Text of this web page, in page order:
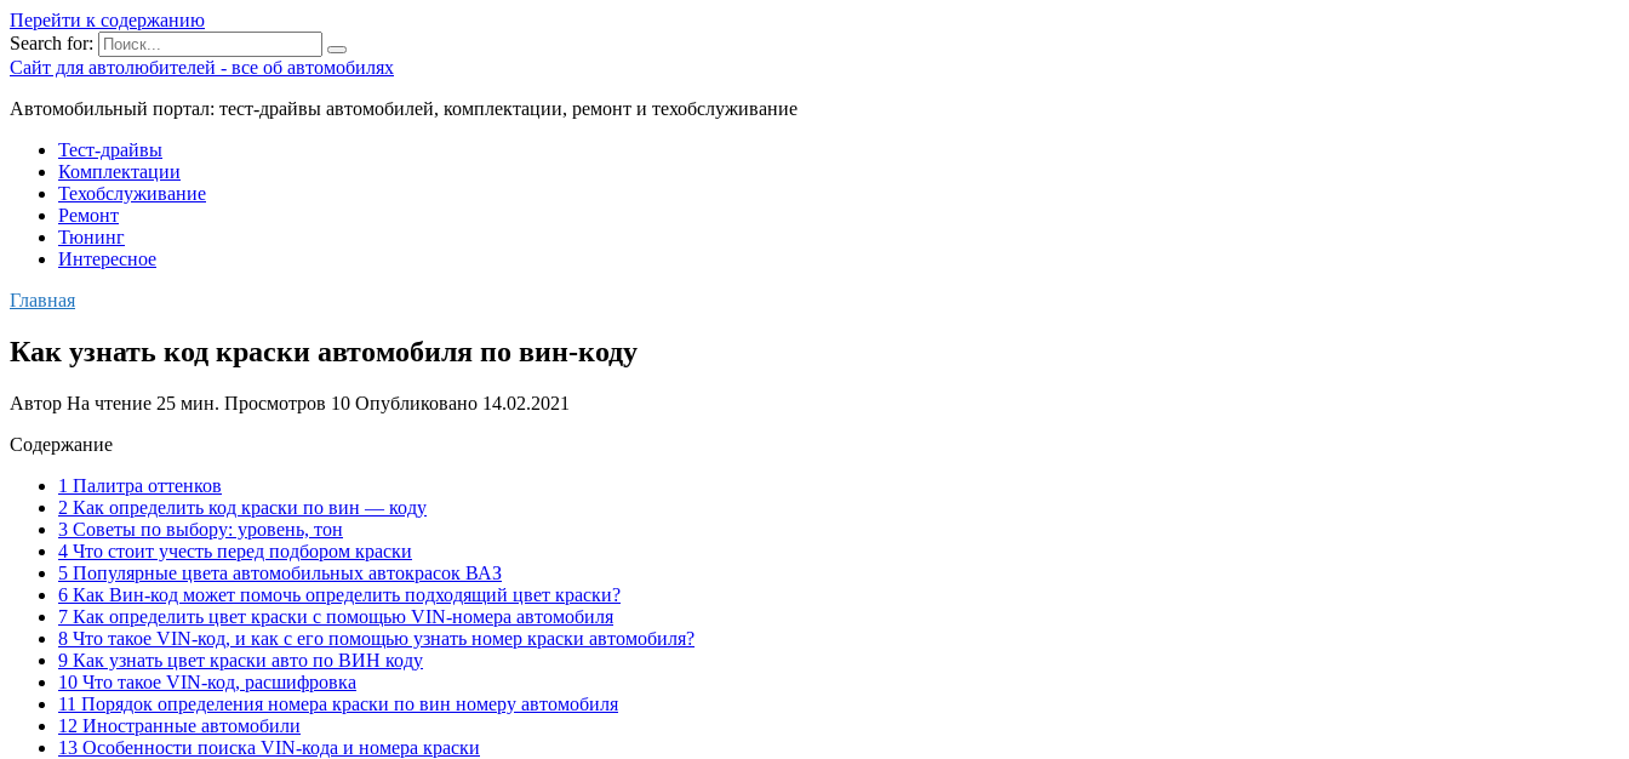
Перейти к содержанию
Search for:
Сайт для автолюбителей - все об автомобилях
Автомобильный портал: тест-драйвы автомобилей, комплектации, ремонт и техобслуживание
Тест-драйвы
Комплектации
Техобслуживание
Ремонт
Тюнинг
Интересное
Главная
Как узнать код краски автомобиля по вин-коду
Автор На чтение 25 мин. Просмотров 10 Опубликовано 14.02.2021
Содержание
1 Палитра оттенков
2 Как определить код краски по вин — коду
3 Советы по выбору: уровень, тон
4 Что стоит учесть перед подбором краски
5 Популярные цвета автомобильных автокрасок ВАЗ
6 Как Вин-код может помочь определить подходящий цвет краски?
7 Как определить цвет краски с помощью VIN-номера автомобиля
8 Что такое VIN-код, и как с его помощью узнать номер краски автомобиля?
9 Как узнать цвет краски авто по ВИН коду
10 Что такое VIN-код, расшифровка
11 Порядок определения номера краски по вин номеру автомобиля
12 Иностранные автомобили
13 Особенности поиска VIN-кода и номера краски